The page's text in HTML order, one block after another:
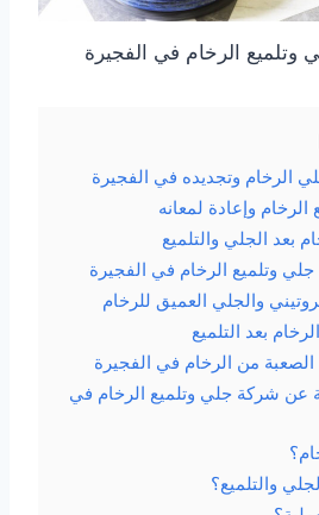
الرخام في الفجيرة
الرخام وتجديده في الفجيرة
الرخام وإعادة لمعانه
بعد الجلي والتلميع
وتلميع الرخام في الفجيرة
والجلي العميق للرخام
بعد التلميع
الصعبة من الرخام في الفجيرة
عن شركة جلي وتلميع الرخام في
والتلميع؟